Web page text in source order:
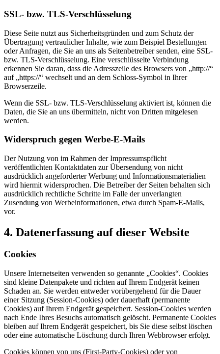
SSL- bzw. TLS-Verschlüsselung
Diese Seite nutzt aus Sicherheitsgründen und zum Schutz der
Übertragung vertraulicher Inhalte, wie zum Beispiel Bestellungen
oder Anfragen, die Sie an uns als Seitenbetreiber senden, eine SSL-
bzw. TLS-Verschlüsselung. Eine verschlüsselte Verbindung
erkennen Sie daran, dass die Adresszeile des Browsers von „http://“
auf „https://“ wechselt und an dem Schloss-Symbol in Ihrer
Browserzeile.
Wenn die SSL- bzw. TLS-Verschlüsselung aktiviert ist, können die
Daten, die Sie an uns übermitteln, nicht von Dritten mitgelesen
werden.
Widerspruch gegen Werbe-E-Mails
Der Nutzung von im Rahmen der Impressumspflicht
veröffentlichten Kontaktdaten zur Übersendung von nicht
ausdrücklich angeforderter Werbung und Informationsmaterialien
wird hiermit widersprochen. Die Betreiber der Seiten behalten sich
ausdrücklich rechtliche Schritte im Falle der unverlangten
Zusendung von Werbeinformationen, etwa durch Spam-E-Mails,
vor.
4. Datenerfassung auf dieser Website
Cookies
Unsere Internetseiten verwenden so genannte „Cookies“. Cookies
sind kleine Datenpakete und richten auf Ihrem Endgerät keinen
Schaden an. Sie werden entweder vorübergehend für die Dauer
einer Sitzung (Session-Cookies) oder dauerhaft (permanente
Cookies) auf Ihrem Endgerät gespeichert. Session-Cookies werden
nach Ende Ihres Besuchs automatisch gelöscht. Permanente Cookies
bleiben auf Ihrem Endgerät gespeichert, bis Sie diese selbst löschen
oder eine automatische Löschung durch Ihren Webbrowser erfolgt.
Cookies können von uns (First-Party-Cookies) oder von